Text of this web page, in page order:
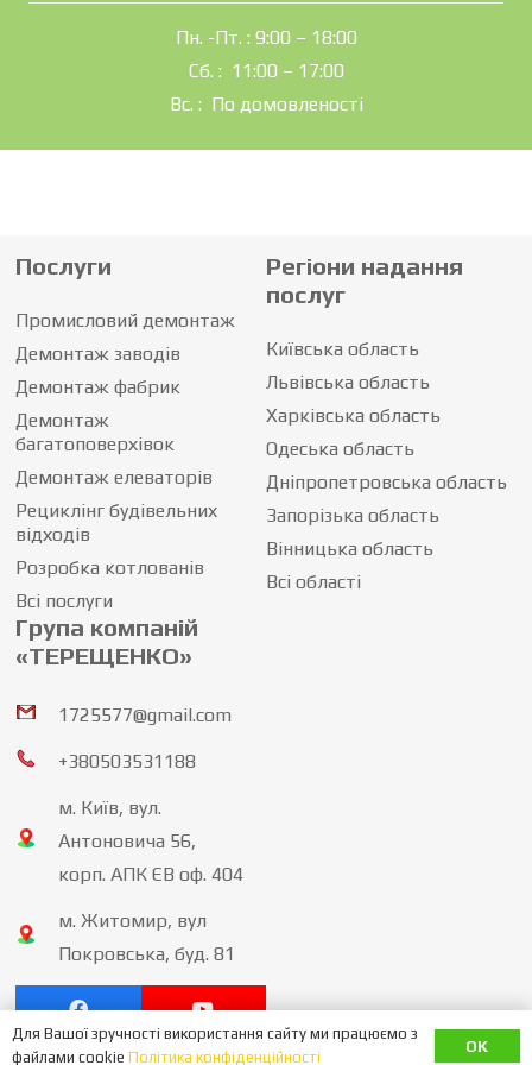
Пн. -Пт. : 9:00 – 18:00
Сб. : 11:00 – 17:00
Вс. : По домовленості
Послуги
Промисловий демонтаж
Демонтаж заводів
Демонтаж фабрик
Демонтаж
багатоповерхівок
Демонтаж елеваторів
Рециклінг будівельних
відходів
Розробка котлованів
Всі послуги
Регіони надання
послуг
Київська область
Львівська область
Харківська область
Одеська область
Дніпропетровська область
Запорізька область
Вінницька область
Всі області
Група компаній
«ТЕРЕЩЕНКО»
1725577@gmail.com
+380503531188
м. Київ, вул.
Антоновича 56,
корп. АПК ЄВ оф. 404
м. Житомир, вул
Покровська, буд. 81
політика конфіденційності
Для Вашої зручності використання сайту ми працюємо з
файлами cookie Політика конфіденційності
OK